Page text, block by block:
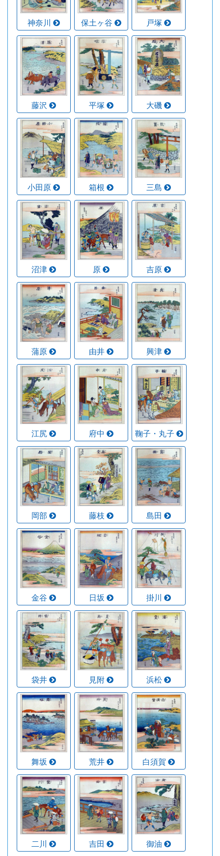
神奈川 保土ヶ谷 戸塚
藤沢 平塚 大磯
小田原 箱根 三島
沼津 原 吉原
蒲原 由井 興津
江尻 府中 鞠子・丸子
岡部 藤枝 島田
金谷 日坂 掛川
袋井 見附 浜松
舞坂 荒井 白須賀
二川 吉田 御油